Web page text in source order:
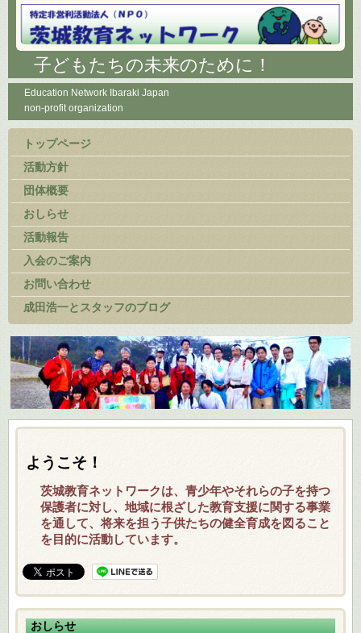
子どもたちの未来のために！
Education Network Ibaraki Japan
non-profit organization
トップページ
活動方針
団体概要
おしらせ
活動報告
入会のご案内
お問い合わせ
成田浩一とスタッフのブログ
ようこそ！
茨城教育ネットワークは、青少年やそれらの子を持つ
保護者に対し、地域に根ざした教育支援に関する事業
を通して、将来を担う子供たちの健全育成を図ること
を目的に活動しています。
おしらせ